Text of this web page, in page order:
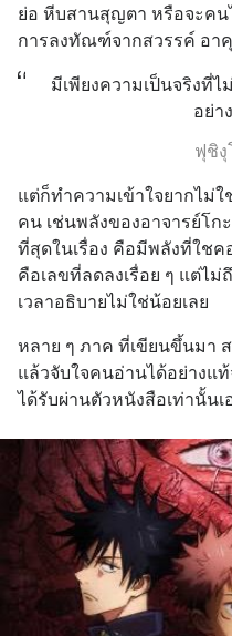
ย่อ หีบสานสุญตา หรือจะคน
การลงทัณฑ์จากสวรรค์ อา
มีเพียงความเป็นจริงที่
อย่า
ฟุชิงุ
แต่ก็ทำความเข้าใจยากไม่ใ
คน เช่นพลังของอาจารย์โก
ที่สุดในเรื่อง คือมีพลังที่ใช
คือเลขที่ลดลงเรื่อย ๆ แต่ไ
เวลาอธิบายไม่ใช่น้อยเลย
หลาย ๆ ภาค ที่เขียนขึ้นมา
แล้วจับใจคนอ่านได้อย่างแ
ได้รับผ่านตัวหนังสือเท่านั้นเ